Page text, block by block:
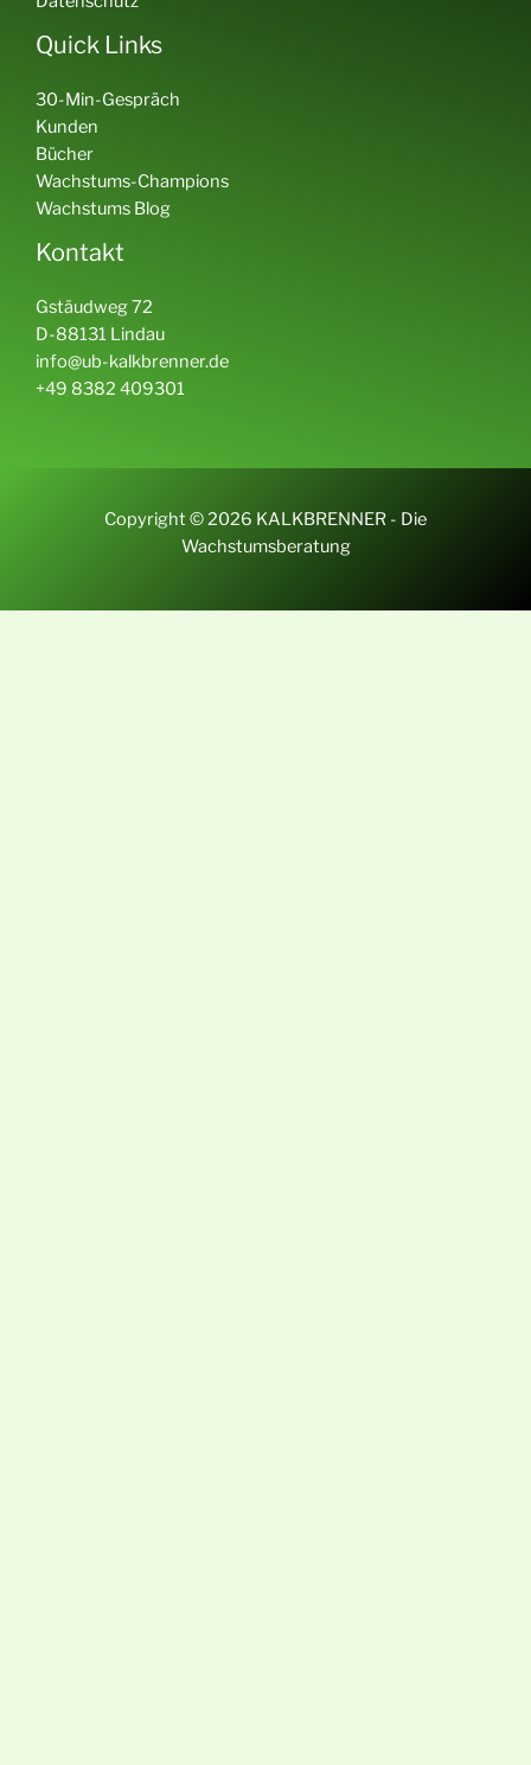
Quick Links
30-Min-Gespräch
Kunden
Bücher
Wachstums-Champions
Wachstums Blog
Kontakt
Gstäudweg 72
D-88131 Lindau
info@ub-kalkbrenner.de
+49 8382 409301
Copyright © 2026 KALKBRENNER - Die
Wachstumsberatung